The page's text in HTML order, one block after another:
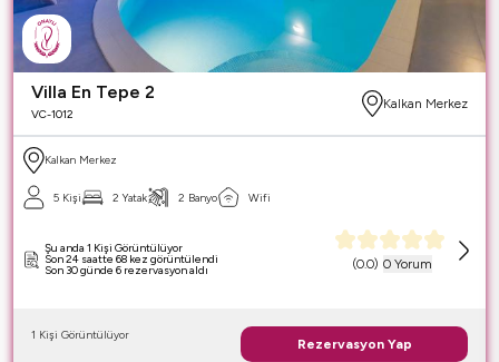
Villa En Tepe 2
VC-1012
Kalkan Merkez
Kalkan Merkez
5 Kişi 2 Yatak 2 Banyo Wifi
(0.0) 0 Yorum
Şu anda 1 Kişi Görüntülüyor
Son 24 saatte 68 kez görüntülendi
Son 30 günde 6 rezervasyon aldı
1 Kişi Görüntülüyor
Rezervasyon Yap